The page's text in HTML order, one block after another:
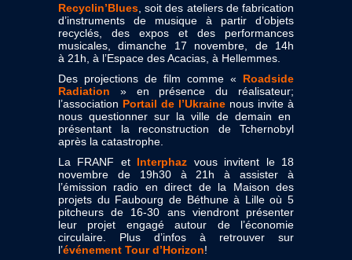
Recyclin’Blues , soit des ateliers de fabrication
d’instruments de musique à partir d’objets
recyclés, des expos et des performances
musicales, dimanche 17 novembre, de 14h
à 21h, à l’Espace des Acacias, à Hellemmes.
Des projections de film comme « Roadside
Radiation » en présence du réalisateur;
l’association Portail de l’Ukraine nous invite à
nous questionner sur la ville de demain en
présentant la reconstruction de Tchernobyl
après la catastrophe.
La FRANF et Interphaz vous invitent le 18
novembre de 19h30 à 21h à assister à
l’émission radio en direct de la Maison des
projets du Faubourg de Béthune à Lille où 5
pitcheurs de 16-30 ans viendront présenter
leur projet engagé autour de l’économie
circulaire. Plus d’infos à retrouver sur
l’événement Tour d’Horizon!